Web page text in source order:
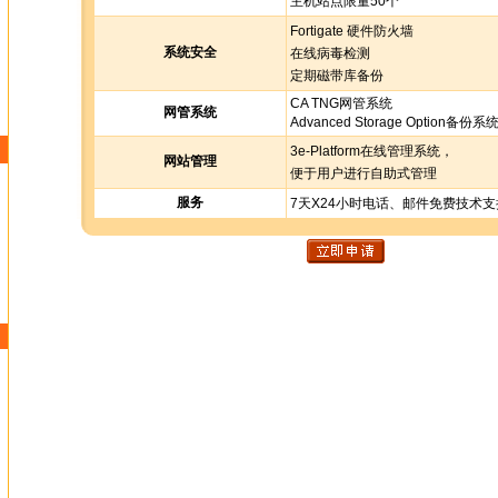
系统安全
Fortigate 硬件防火墙
在线病毒检测
定期磁带库备份
网管系统
CA TNG网管系统
Advanced Storage Option备份系统
网站管理
3e-Platform在线管理系统，
便于用户进行自助式管理
服务
7天X24小时电话、邮件免费技术支